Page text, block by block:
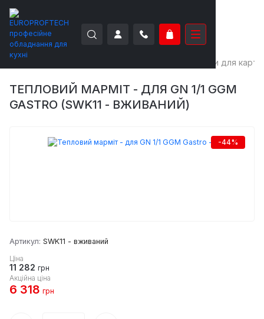
EUROPROFTECH Марміти для
ТЕПЛОВИЙ МАРМІТ - ДЛЯ GN 1/1 GGM
GASTRO (SWK11 - ВЖИВАНИЙ)
-44%
Артикул: SWK11 - вживаний
Ціна
11 282 грн
Акційна ціна
6 318 грн